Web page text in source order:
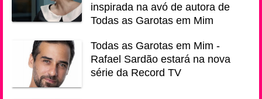
inspirada na avó de autora de
Todas as Garotas em Mim
Todas as Garotas em Mim -
Rafael Sardão estará na nova
série da Record TV